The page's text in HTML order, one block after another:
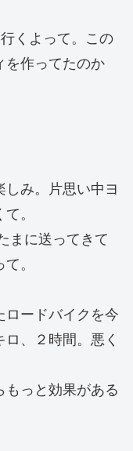
くよって。この
を作ってたのか
しみ。片思い中ヨ
。
まに送ってきて
。
ロードバイクを今
、２時間。悪く
もっと効果がある